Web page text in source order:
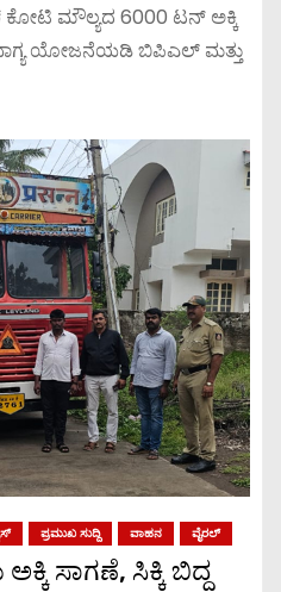
ಕೋಟಿ ಮೌಲ್ಯದ 6000 ಟನ್ ಅಕ್ಕಿ
ಯೋಜನೆಯಡಿ ಬಿಪಿಎಲ್ ಮತ್ತು
ಪ್ರಮುಖ ಸುದ್ದಿ ವಾಹನ ವೈರಲ್
ಸಾಗಣೆ, ಸಿಕ್ಕಿ ಬಿದ್ದ